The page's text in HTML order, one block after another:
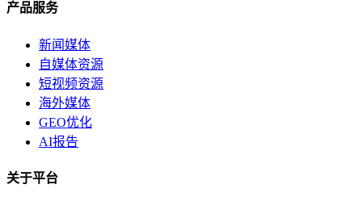
产品服务
新闻媒体
自媒体资源
短视频资源
海外媒体
GEO优化
AI报告
关于平台